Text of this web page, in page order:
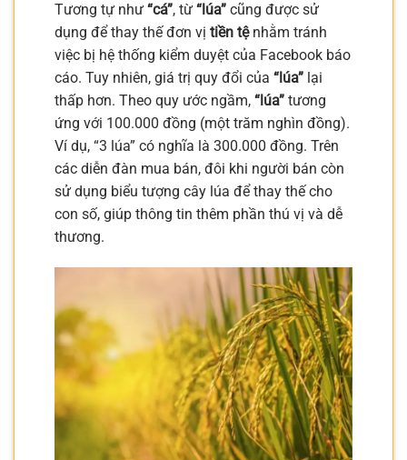
Tương tự như “cá”, từ “lúa” cũng được sử
dụng để thay thế đơn vị tiền tệnhằm tránh
việc bị hệ thống kiểm duyệt của Facebook báo
cáo. Tuy nhiên, giá trị quy đổi của “lúa” lại
thấp hơn. Theo quy ước ngầm, “lúa” tương
ứng với 100.000 đồng (một trăm nghìn đồng).
Ví dụ, “3 lúa” có nghĩa là 300.000 đồng. Trên
các diễn đàn mua bán, đôi khi người bán còn
sử dụng biểu tượng cây lúa để thay thế cho
con số, giúp thông tin thêm phần thú vị và dễ
thương.